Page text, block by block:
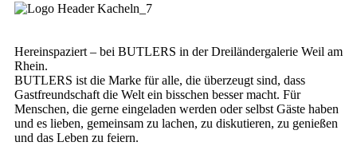
Hereinspaziert – bei BUTLERS in der Dreiländergalerie Weil am
Rhein.
BUTLERS ist die Marke für alle, die überzeugt sind, dass
Gastfreundschaft die Welt ein bisschen besser macht. Für
Menschen, die gerne eingeladen werden oder selbst Gäste haben
und es lieben, gemeinsam zu lachen, zu diskutieren, zu genießen
und das Leben zu feiern.